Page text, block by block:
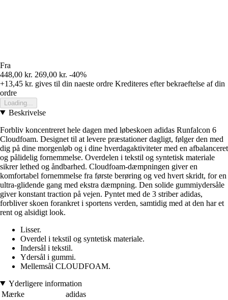
Fra
448,00 kr. 269,00 kr. -40%
+13,45 kr. gives til din naeste ordre Krediteres efter bekraeftelse af din
ordre
Loading...
Beskrivelse
Forbliv koncentreret hele dagen med løbeskoen adidas Runfalcon 6
Cloudfoam. Designet til at levere præstationer dagligt, følger den med
dig på dine morgenløb og i dine hverdagaktiviteter med en afbalanceret
og pålidelig fornemmelse. Overdelen i tekstil og syntetisk materiale
sikrer lethed og åndbarhed. Cloudfoam-dæmpningen giver en
komfortabel fornemmelse fra første berøring og ved hvert skridt, for en
ultra-glidende gang med ekstra dæmpning. Den solide gummiydersåle
giver konstant traction på vejen. Pyntet med de 3 striber adidas,
forbliver skoen forankret i sportens verden, samtidig med at den har et
rent og alsidigt look.
Lisser.
Overdel i tekstil og syntetisk materiale.
Indersål i tekstil.
Ydersål i gummi.
Mellemsål CLOUDFOAM.
Yderligere information
Mærke
adidas